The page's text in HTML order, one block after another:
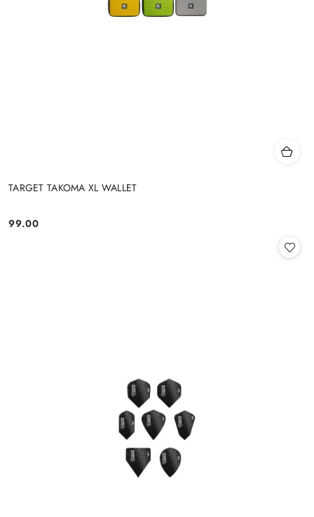
TARGET TAKOMA XL WALLET
Cena:
99.00